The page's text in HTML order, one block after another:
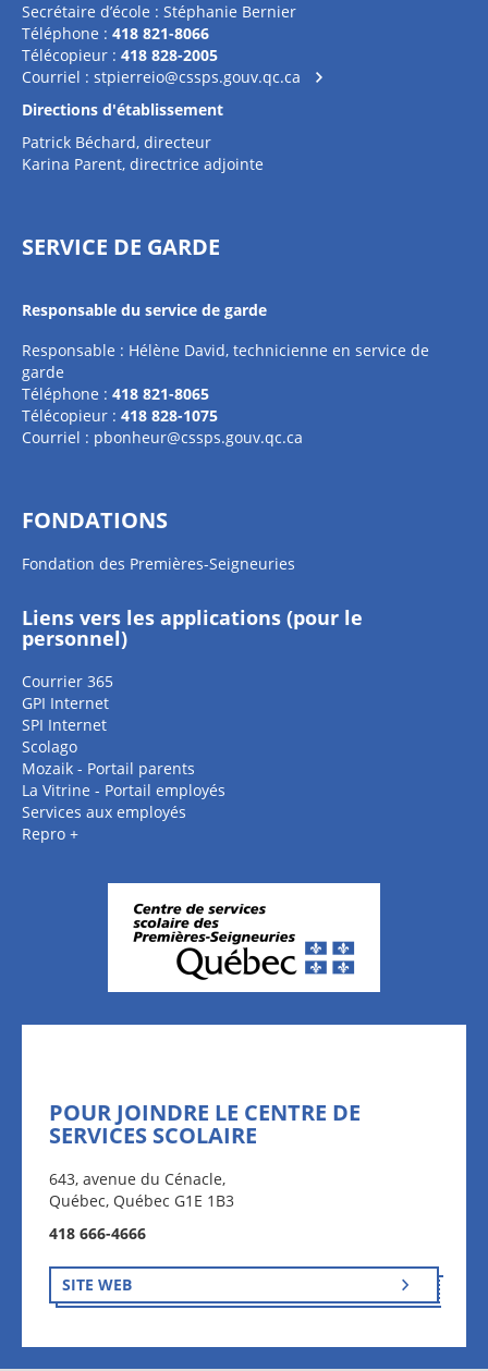
Secrétaire d’école : Stéphanie Bernier
Téléphone : 418 821-8066
Télécopieur : 418 828-2005
Courriel : stpierreio@cssps.gouv.qc.ca
Directions d'établissement
Patrick Béchard, directeur
Karina Parent, directrice adjointe
SERVICE DE GARDE
Responsable du service de garde
Responsable : Hélène David, technicienne en service de
garde
Téléphone : 418 821-8065
Télécopieur : 418 828-1075
Courriel : pbonheur@cssps.gouv.qc.ca
FONDATIONS
Fondation des Premières-Seigneuries
Liens vers les applications (pour le
personnel)
Courrier 365
GPI Internet
SPI Internet
Scolago
Mozaik - Portail parents
La Vitrine - Portail employés
Services aux employés
Repro +
POUR JOINDRE LE CENTRE DE
SERVICES SCOLAIRE
643, avenue du Cénacle,
Québec, Québec G1E 1B3
418 666-4666
SITE WEB